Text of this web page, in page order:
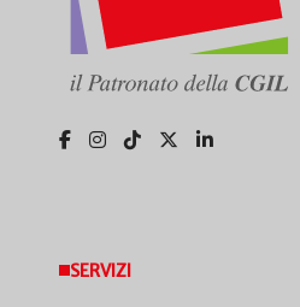
SERVIZI